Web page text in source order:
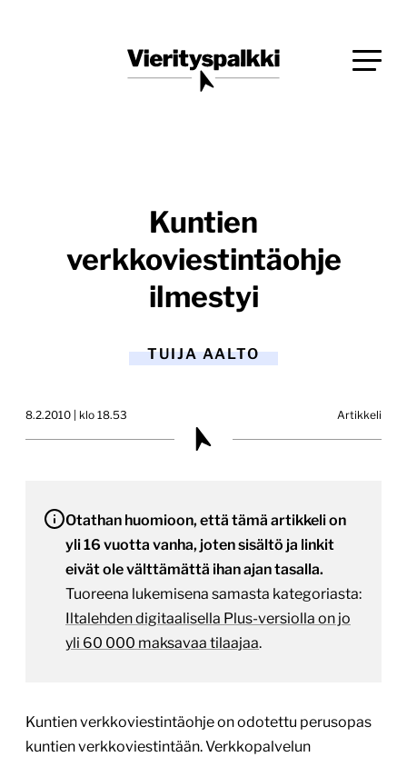
Vierityspalkki.fi
Kuntien
verkkoviestintäohje
ilmestyi
TUIJA AALTO
8.2.2010 | klo 18.53 Artikkeli
Otathan huomioon, että tämä artikkeli on
yli 16 vuotta vanha, joten sisältö ja linkit
eivät ole välttämättä ihan ajan tasalla.
Tuoreena lukemisena samasta kategoriasta:
Iltalehden digitaalisella Plus-versiolla on jo
yli 60 000 maksavaa tilaajaa.
Kuntien verkkoviestintäohje on odotettu perusopas
kuntien verkkoviestintään. Verkkopalvelun